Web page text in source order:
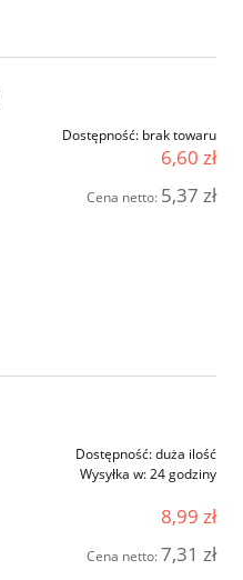
Dostępność: brak towaru
6,60 zł
Cena netto: 5,37 zł
Dostępność:duża ilość
Wysyłka w:24 godziny
8,99 zł
Cena netto:7,31 zł